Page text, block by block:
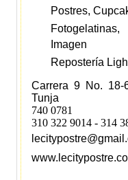
Postres,
Imagen
Repostería
Carrera 9 No.
Tunja
740 0781
310 322 9014 - 314